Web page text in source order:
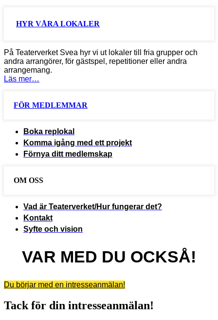
HYR VÅRA LOKALER
På Teaterverket Svea hyr vi ut lokaler till fria grupper och
andra arrangörer, för gästspel, repetitioner eller andra
arrangemang.
Läs mer…
FÖR MEDLEMMAR
Boka replokal
Komma igång med ett projekt
Förnya ditt medlemskap
OM OSS
Vad är Teaterverket/Hur fungerar det?
Kontakt
Syfte och vision
VAR MED DU OCKSÅ!
Du börjar med en intresseanmälan!
Tack för din intresseanmälan!